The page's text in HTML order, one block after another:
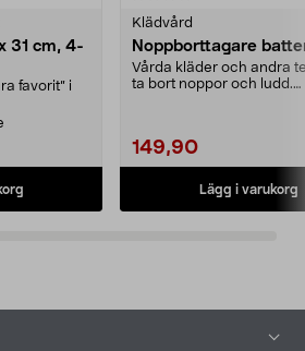
31 cm, 4-
favorit” i
Klädvård
Noppborttagare
Vårda kläder och andra
ta bort noppor och ludd.
149,90
Lägg i varukorg